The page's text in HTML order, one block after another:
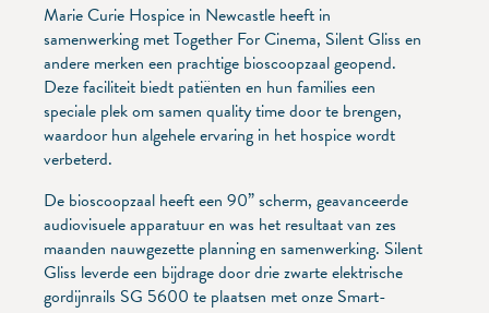
Marie Curie Hospice in Newcastle heeft in
samenwerking met Together For Cinema, Silent Gliss en
andere merken een prachtige bioscoopzaal geopend.
Deze faciliteit biedt patiënten en hun families een
speciale plek om samen quality time door te brengen,
waardoor hun algehele ervaring in het hospice wordt
verbeterd.
De bioscoopzaal heeft een 90” scherm, geavanceerde
audiovisuele apparatuur en was het resultaat van zes
maanden nauwgezette planning en samenwerking. Silent
Gliss leverde een bijdrage door drie zwarte elektrische
gordijnrails SG 5600 te plaatsen met onze Smart-